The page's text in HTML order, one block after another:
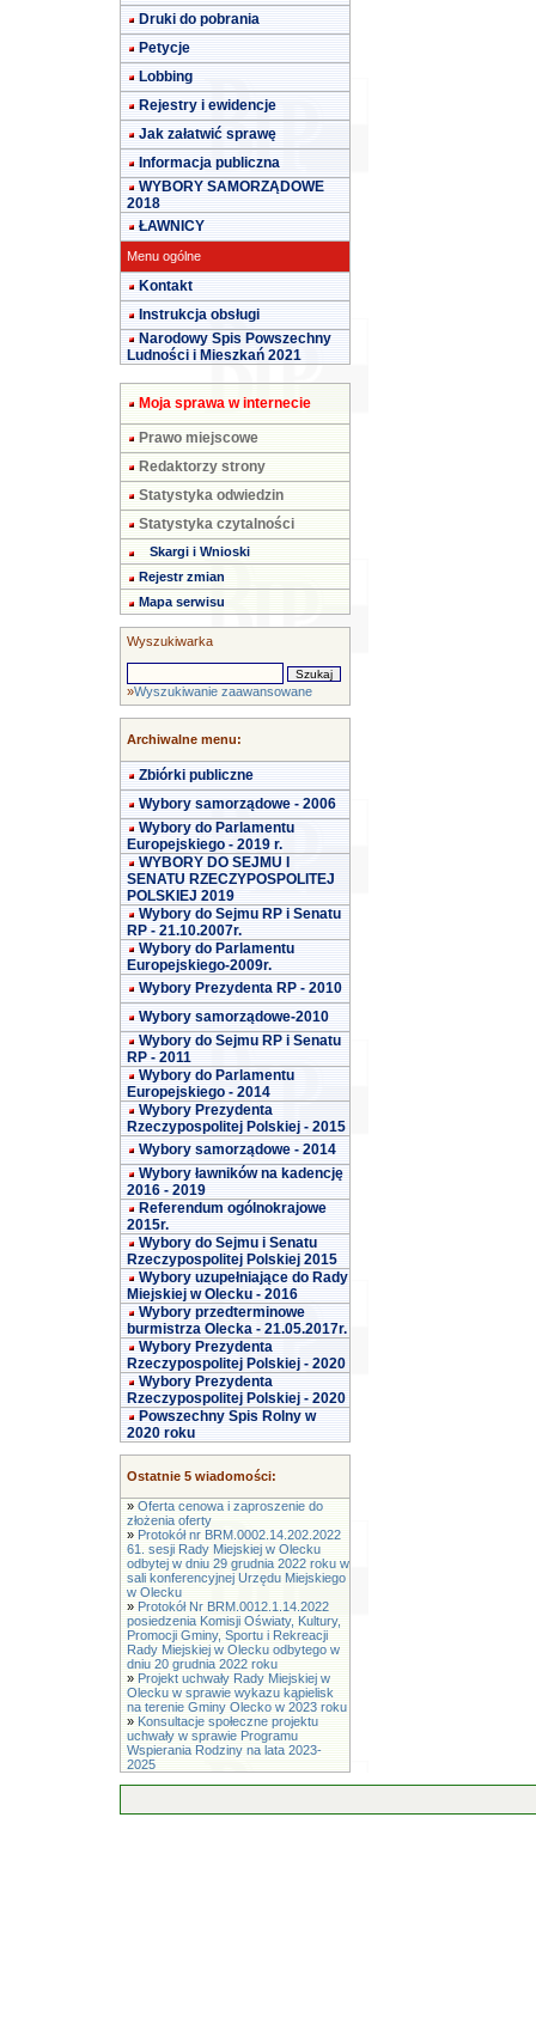
Druki do pobrania
Petycje
Lobbing
Rejestry i ewidencje
Jak załatwić sprawę
Informacja publiczna
WYBORY SAMORZĄDOWE
2018
ŁAWNICY
Menu ogólne
Kontakt
Instrukcja obsługi
Narodowy Spis Powszechny
Ludności i Mieszkań 2021
Moja sprawa w internecie
Prawo miejscowe
Redaktorzy strony
Statystyka odwiedzin
Statystyka czytalności
Skargi i Wnioski
Rejestr zmian
Mapa serwisu
Wyszukiwarka
»Wyszukiwanie zaawansowane
Archiwalne menu:
Zbiórki publiczne
Wybory samorządowe - 2006
Wybory do Parlamentu
Europejskiego - 2019 r.
WYBORY DO SEJMU I
SENATU RZECZYPOSPOLITEJ
POLSKIEJ 2019
Wybory do Sejmu RP i Senatu
RP - 21.10.2007r.
Wybory do Parlamentu
Europejskiego-2009r.
Wybory Prezydenta RP - 2010
Wybory samorządowe-2010
Wybory do Sejmu RP i Senatu
RP - 2011
Wybory do Parlamentu
Europejskiego - 2014
Wybory Prezydenta
Rzeczypospolitej Polskiej - 2015
Wybory samorządowe - 2014
Wybory ławników na kadencję
2016 - 2019
Referendum ogólnokrajowe
2015r.
Wybory do Sejmu i Senatu
Rzeczypospolitej Polskiej 2015
Wybory uzupełniające do Rady
Miejskiej w Olecku - 2016
Wybory przedterminowe
burmistrza Olecka - 21.05.2017r.
Wybory Prezydenta
Rzeczypospolitej Polskiej - 2020
Wybory Prezydenta
Rzeczypospolitej Polskiej - 2020
Powszechny Spis Rolny w
2020 roku
Ostatnie 5 wiadomości:
» Oferta cenowa i zaproszenie do
złożenia oferty
» Protokół nr BRM.0002.14.202.2022
61. sesji Rady Miejskiej w Olecku
odbytej w dniu 29 grudnia 2022 roku w
sali konferencyjnej Urzędu Miejskiego
w Olecku
» Protokół Nr BRM.0012.1.14.2022
posiedzenia Komisji Oświaty, Kultury,
Promocji Gminy, Sportu i Rekreacji
Rady Miejskiej w Olecku odbytego w
dniu 20 grudnia 2022 roku
» Projekt uchwały Rady Miejskiej w
Olecku w sprawie wykazu kąpielisk
na terenie Gminy Olecko w 2023 roku
» Konsultacje społeczne projektu
uchwały w sprawie Programu
Wspierania Rodziny na lata 2023-
2025